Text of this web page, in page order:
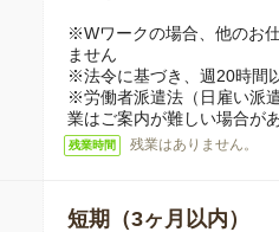
※Wワークの場合、他のお
ません
※法令に基づき、週20時間
※労働者派遣法（日雇い派
業はご案内が難しい場合が
残業時間 残業はありません。
短期（3ヶ月以内）